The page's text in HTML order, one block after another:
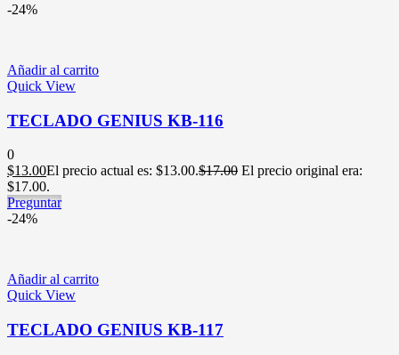
-24%
Añadir al carrito
Quick View
TECLADO GENIUS KB-116
0
$13.00El precio actual es: $13.00.$17.00 El precio original era:
$17.00.
Preguntar
-24%
Añadir al carrito
Quick View
TECLADO GENIUS KB-117